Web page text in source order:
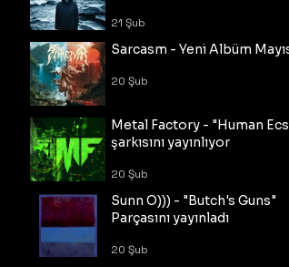
21 Şub
Sarcasm - Yeni Albüm
20 Şub
Metal Factory - "Human
şarkısını yayınlıyor
20 Şub
Sunn O))) - "Butch's Guns"
Parçasını yayınladı
20 Şub